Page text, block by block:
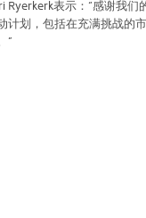
Ryerkerk表示：“感谢我们
计划，包括在充满挑战的
”